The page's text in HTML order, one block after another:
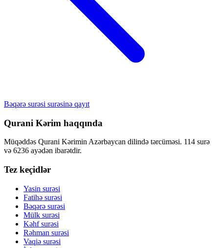
Bəqərə surəsi surəsinə qayıt
Qurani Kərim haqqında
Müqəddəs Qurani Kərimin Azərbaycan dilində tərcüməsi. 114 surə
və 6236 ayədən ibarətdir.
Tez keçidlər
Yasin surəsi
Fatihə surəsi
Bəqərə surəsi
Mülk surəsi
Kəhf surəsi
Rəhman surəsi
Vaqiə surəsi